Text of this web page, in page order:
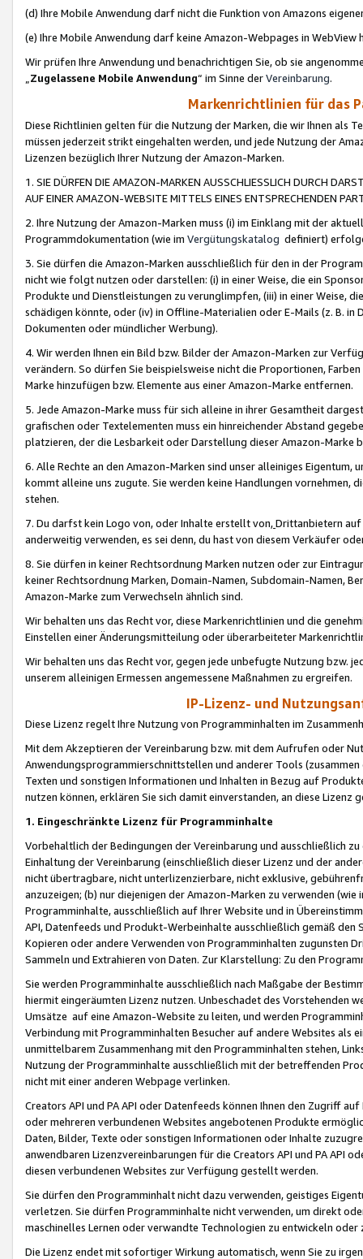
(d) Ihre Mobile Anwendung darf nicht die Funktion von Amazons
(e) Ihre Mobile Anwendung darf keine Amazon-Webpages in WebView
Wir prüfen Ihre Anwendung und benachrichtigen Sie, ob sie
„Zugelassene Mobile Anwendung“ im Sinne derVereinbarung.
Markenrichtlinien für das
Diese Richtlinien gelten für die Nutzung der Marken, die wir Ihnen als
müssen jederzeit strikt eingehalten werden, und jede Nutzung der
Lizenzen bezüglich Ihrer Nutzung der Amazon-Marken.
1. SIE DÜRFEN DIE AMAZON-MARKEN AUSSCHLIESSLICH DURCH
AUF EINER AMAZON-WEBSITE MITTELS EINES ENTSPRECHENDEN
2. Ihre Nutzung der Amazon-Marken muss (i) im Einklang mit der
Programmdokumentation (wie im Vergütungskatalog definiert)
3. Sie dürfen die Amazon-Marken ausschließlich für den in der
nicht wie folgt nutzen oder darstellen: (i) in einer Weise, die ein
Produkte und Dienstleistungen zu verunglimpfen, (iii) in einer Weise,
schädigen könnte, oder (iv) in Offline-Materialien oder E-Mails (z. B. in
Dokumenten oder mündlicher Werbung).
4. Wir werden Ihnen ein Bild bzw. Bilder der Amazon-Marken zur
verändern. So dürfen Sie beispielsweise nicht die Proportionen,
Marke hinzufügen bzw. Elemente aus einer Amazon-Marke entfernen.
5. Jede Amazon-Marke muss für sich alleine in ihrer Gesamtheit
grafischen oder Textelementen muss ein hinreichender Abstand
platzieren, der die Lesbarkeit oder Darstellung dieser Amazon-Marke
6. Alle Rechte an den Amazon-Marken sind unser alleiniges
kommt alleine uns zugute. Sie werden keine Handlungen vornehmen,
stehen.
7. Du darfst kein Logo von, oder Inhalte erstellt von,Drittanbietern auf
anderweitig verwenden, es sei denn, du hast von diesem Verkäufer
8. Sie dürfen in keiner Rechtsordnung Marken nutzen oder zur
keiner Rechtsordnung Marken, Domain-Namen, Subdomain-Namen,
Amazon-Marke zum Verwechseln ähnlich sind.
Wir behalten uns das Recht vor, diese Markenrichtlinien und die
Einstellen einer Änderungsmitteilung oder überarbeiteter
Wir behalten uns das Recht vor, gegen jede unbefugte Nutzung bzw.
unserem alleinigen Ermessen angemessene Maßnahmen zu ergreifen.
IP-Lizenz- und
Diese Lizenz regelt Ihre Nutzung von Programminhalten im
Mit dem Akzeptieren der Vereinbarung bzw. mit dem Aufrufen oder
Anwendungsprogrammierschnittstellen und anderer Tools (zusammen
Texten und sonstigen Informationen und Inhalten in Bezug auf
nutzen können, erklären Sie sich damit einverstanden, an diese Lizenz
1. Eingeschränkte Lizenz für Programminhalte
Vorbehaltlich der Bedingungen der Vereinbarung und ausschließlich
Einhaltung der Vereinbarung (einschließlich dieser Lizenz und der
nicht übertragbare, nicht unterlizenzierbare, nicht exklusive,
anzuzeigen; (b) nur diejenigen der Amazon-Marken zu verwenden
Programminhalte, ausschließlich auf Ihrer Website und in
API, Datenfeeds und Produkt-Werbeinhalte ausschließlich gemäß
Kopieren oder andere Verwenden von Programminhalten zugunsten
Sammeln und Extrahieren von Daten. Zur Klarstellung: Zu den
Sie werden Programminhalte ausschließlich nach Maßgabe der
hiermit eingeräumten Lizenz nutzen. Unbeschadet des Vorstehenden
Umsätze auf eine Amazon-Website zu leiten, und werden
Verbindung mit Programminhalten Besucher auf andere Websites als
unmittelbarem Zusammenhang mit den Programminhalten stehen,
Nutzung der Programminhalte ausschließlich mit der betreffenden
nicht mit einer anderen Webpage verlinken.
Creators API und PA API oder Datenfeeds können Ihnen den Zugriff
oder mehreren verbundenen Websites angebotenen Produkte
Daten, Bilder, Texte oder sonstigen Informationen oder Inhalte
anwendbaren Lizenzvereinbarungen für die Creators API und PA API
diesen verbundenen Websites zur Verfügung gestellt werden.
Sie dürfen den Programminhalt nicht dazu verwenden, geistiges
verletzen. Sie dürfen Programminhalte nicht verwenden, um direkt
maschinelles Lernen oder verwandte Technologien zu entwickeln
Die Lizenz endet mit sofortiger Wirkung automatisch, wenn Sie zu